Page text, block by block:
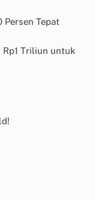
Persen Tepat
Rp1 Triliun untuk